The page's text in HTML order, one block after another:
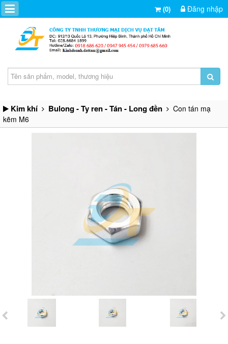
(0) Đăng nhập
Kim khí Bulong - Ty ren - Tán - Long đền
Con tán mạ
kẽm M6